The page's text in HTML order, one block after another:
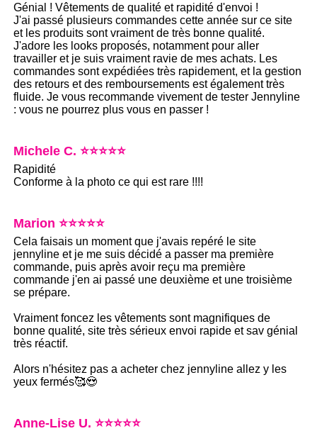
Génial ! Vêtements de qualité et rapidité d'envoi !
J'ai passé plusieurs commandes cette année sur ce site
et les produits sont vraiment de très bonne qualité.
J'adore les looks proposés, notamment pour aller
travailler et je suis vraiment ravie de mes achats. Les
commandes sont expédiées très rapidement, et la gestion
des retours et des remboursements est également très
fluide. Je vous recommande vivement de tester Jennyline
: vous ne pourrez plus vous en passer !
Michele C. ⭐⭐⭐⭐⭐
Rapidité
Conforme à la photo ce qui est rare !!!!
Marion ⭐⭐⭐⭐⭐
Cela faisais un moment que j'avais repéré le site
jennyline et je me suis décidé a passer ma première
commande, puis après avoir reçu ma première
commande j'en ai passé une deuxième et une troisième
se prépare.
Vraiment foncez les vêtements sont magnifiques de
bonne qualité, site très sérieux envoi rapide et sav génial
très réactif.
Alors n'hésitez pas a acheter chez jennyline allez y les
yeux fermés🥰😍
Anne-Lise U. ⭐⭐⭐⭐⭐